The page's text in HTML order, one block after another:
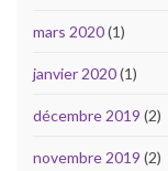
mars 2020(1)
janvier 2020(1)
décembre 2019 (2)
novembre 2019 (2)